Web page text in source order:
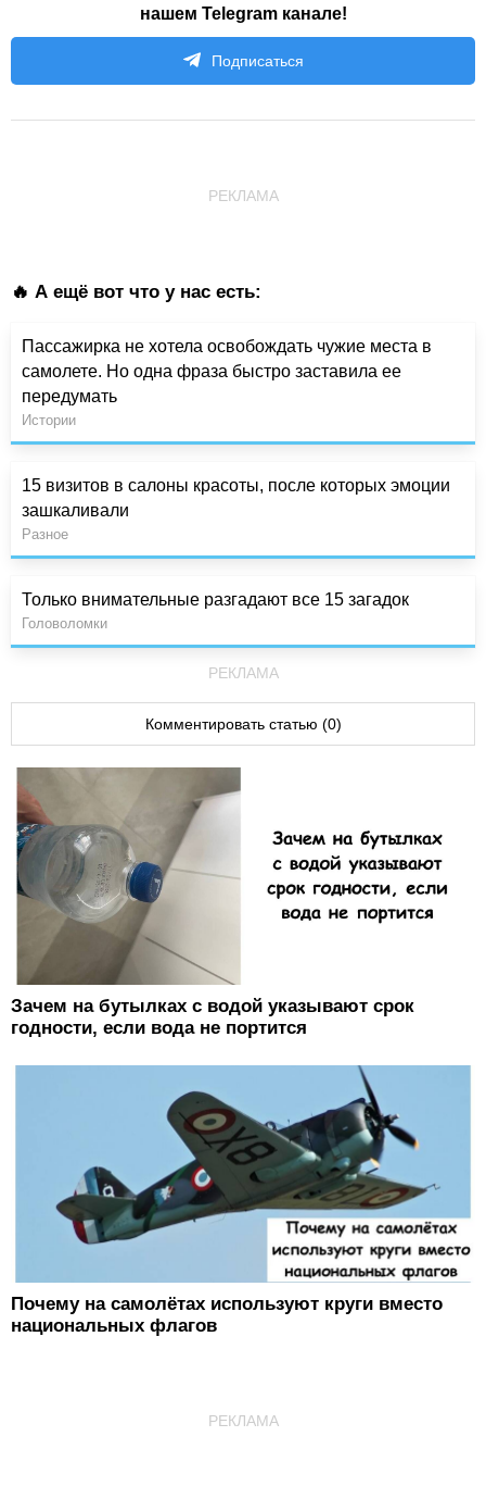
нашем Telegram канале!
Подписаться
РЕКЛАМА
🔥 А ещё вот что у нас есть:
Пассажирка не хотела освобождать чужие места в
самолете. Но одна фраза быстро заставила ее
передумать
Истории
15 визитов в салоны красоты, после которых эмоции
зашкаливали
Разное
Только внимательные разгадают все 15 загадок
Головоломки
РЕКЛАМА
Комментировать статью (0)
Зачем на бутылках с водой указывают срок
годности, если вода не портится
Почему на самолётах используют круги вместо
национальных флагов
РЕКЛАМА